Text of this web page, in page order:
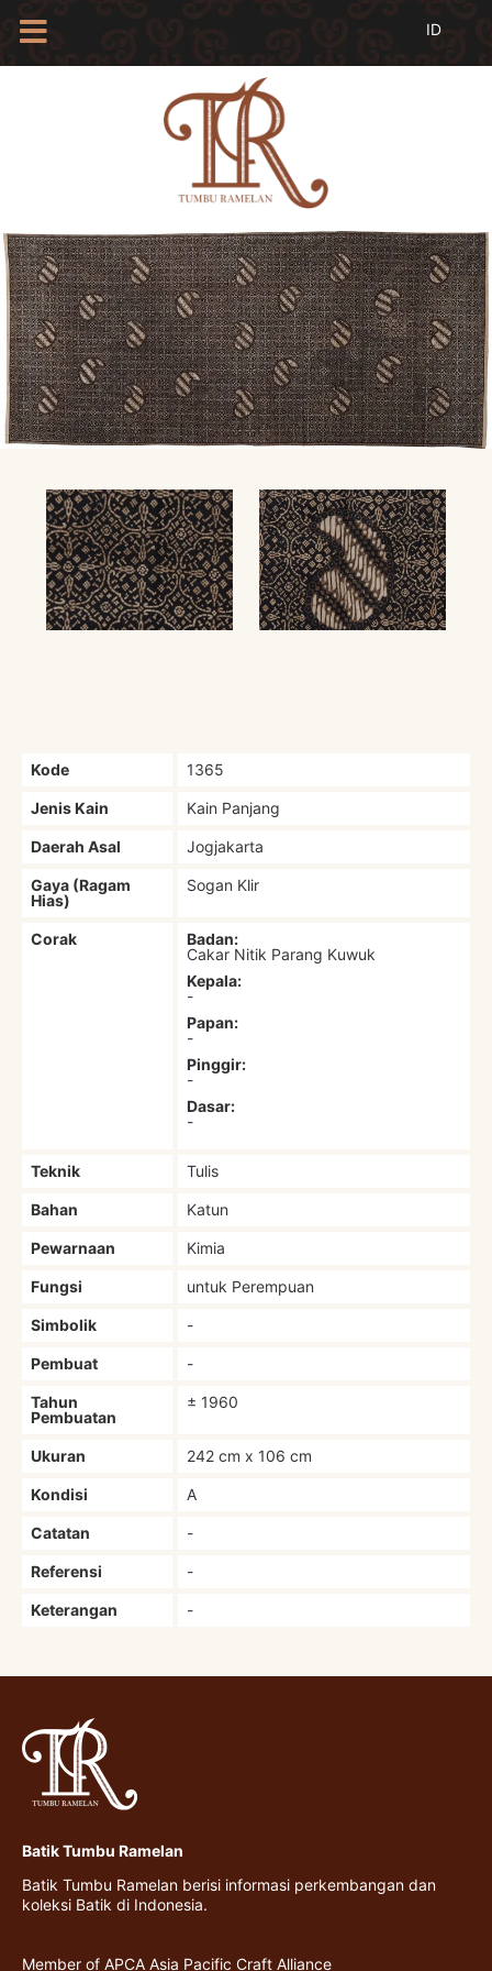
PROFIL
INSAN
BATIK
KAMUS
BATIK
KATALOG
BATIK
TANYA
LINKS
Kode 1365
Jenis Kain Kain Panjang
Daerah Asal Jogjakarta
Gaya (Ragam
Hias)
Sogan Klir
Corak
Badan:
Cakar Nitik Parang Kuwuk
Kepala:
-
Papan:
-
Pinggir:
-
Dasar:
-
Teknik Tulis
Bahan Katun
Pewarnaan Kimia
Fungsi untuk Perempuan
Simbolik -
Pembuat -
Tahun
Pembuatan
± 1960
Ukuran 242 cm x 106 cm
Kondisi A
Catatan -
Referensi -
Keterangan -
Batik Tumbu Ramelan
Batik Tumbu Ramelan berisi informasi perkembangan dan
koleksi Batik di Indonesia.
Member of APCA Asia Pacific Craft Alliance